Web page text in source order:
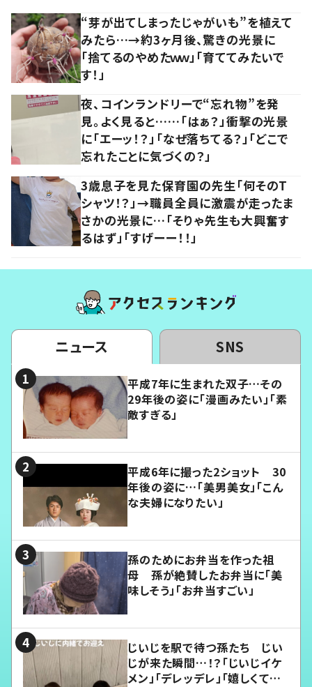
“芽が出てしまったじゃがいも”を植えて
みたら…→約3ヶ月後、驚きの光景に
「捨てるのやめたｗｗ」「育ててみたいで
す！」
夜、コインランドリーで“忘れ物”を発
見。よく見ると……「はぁ？」衝撃の光景
に「エーッ！？」「なぜ落ちてる？」「どこで
忘れたことに気づくの？」
3歳息子を見た保育園の先生「何そのT
シャツ！？」→職員全員に激震が走ったま
さかの光景に…「そりゃ先生も大興奮す
るはず」「すげーー！！」
ニュース SNS
平成7年に生まれた双子…その
29年後の姿に「漫画みたい」「素
敵すぎる」
平成6年に撮った2ショット 30
年後の姿に…「美男美女」「こん
な夫婦になりたい」
孫のためにお弁当を作った祖
母 孫が絶賛したお弁当に「美
味しそう」「お弁当すごい」
じいじを駅で待つ孫たち じい
じが来た瞬間…！？「じいじイケ
メン」「デレッデレ」「嬉しくて可